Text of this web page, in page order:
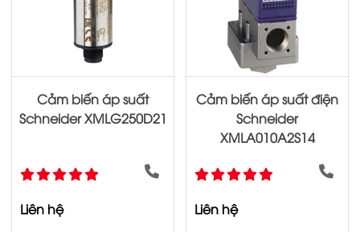
Cảm biến áp suất
Schneider XMLG250D21
Liên hệ
Cảm biến áp suất điện
Schneider
XMLA010A2S14
Liên hệ